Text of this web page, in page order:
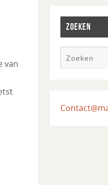
van
ZOEKEN